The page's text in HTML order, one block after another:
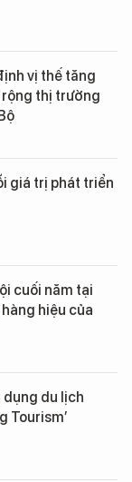
vị thế tăng
thị trường
giá trị phát triển
cuối năm tại
hiệu của
dụng du lịch
Tourism’